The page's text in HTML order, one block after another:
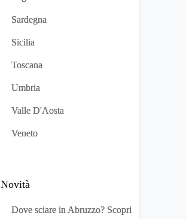
Sardegna
Sicilia
Toscana
Umbria
Valle D'Aosta
Veneto
Novità
Dove sciare in Abruzzo? Scopri